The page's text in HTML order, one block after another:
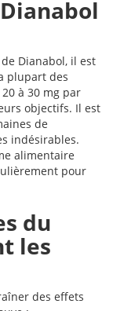
Dianabol, il est
plupart des
à 30 mg par
objectifs. Il est
de
indésirables.
alimentaire
pour
du
les
des effets